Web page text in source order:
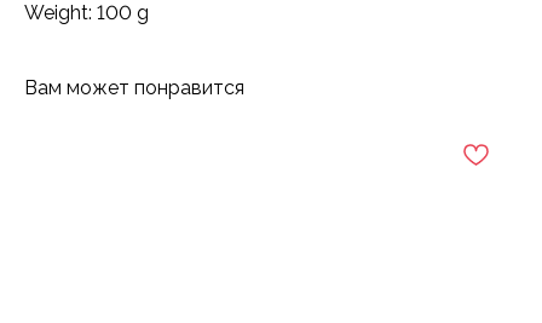
Weight: 100 g
Вам может понравится